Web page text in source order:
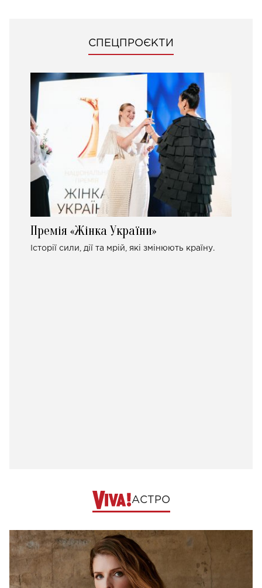
СПЕЦПРОЄКТИ
Премія «Жінка України»
Історії сили, дії та мрій, які змінюють країну.
АСТРО